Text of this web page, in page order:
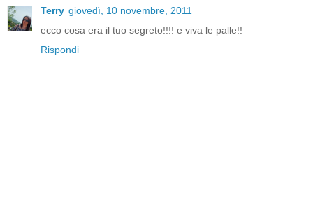
Terry giovedì, 10 novembre, 2011
ecco cosa era il tuo segreto!!!! e viva le palle!!
Rispondi